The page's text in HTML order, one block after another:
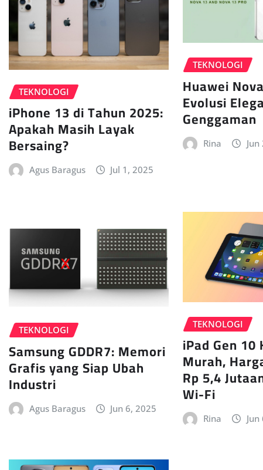
TEKNOLOGI
iPhone 13 di Tahun 2025:
Apakah Masih Layak
Bersaing?
Agus Baragus Jul 1, 2025
TEKNOLOGI
Huawei
Evolusi
Genggaman
Rina
TEKNOLOGI
Samsung GDDR7: Memori
Grafis yang Siap Ubah
Industri
Agus Baragus Jun 6, 2025
TEKNOLOGI
iPad Gen 10
Murah,
Rp 5,4
Wi-Fi
Rina